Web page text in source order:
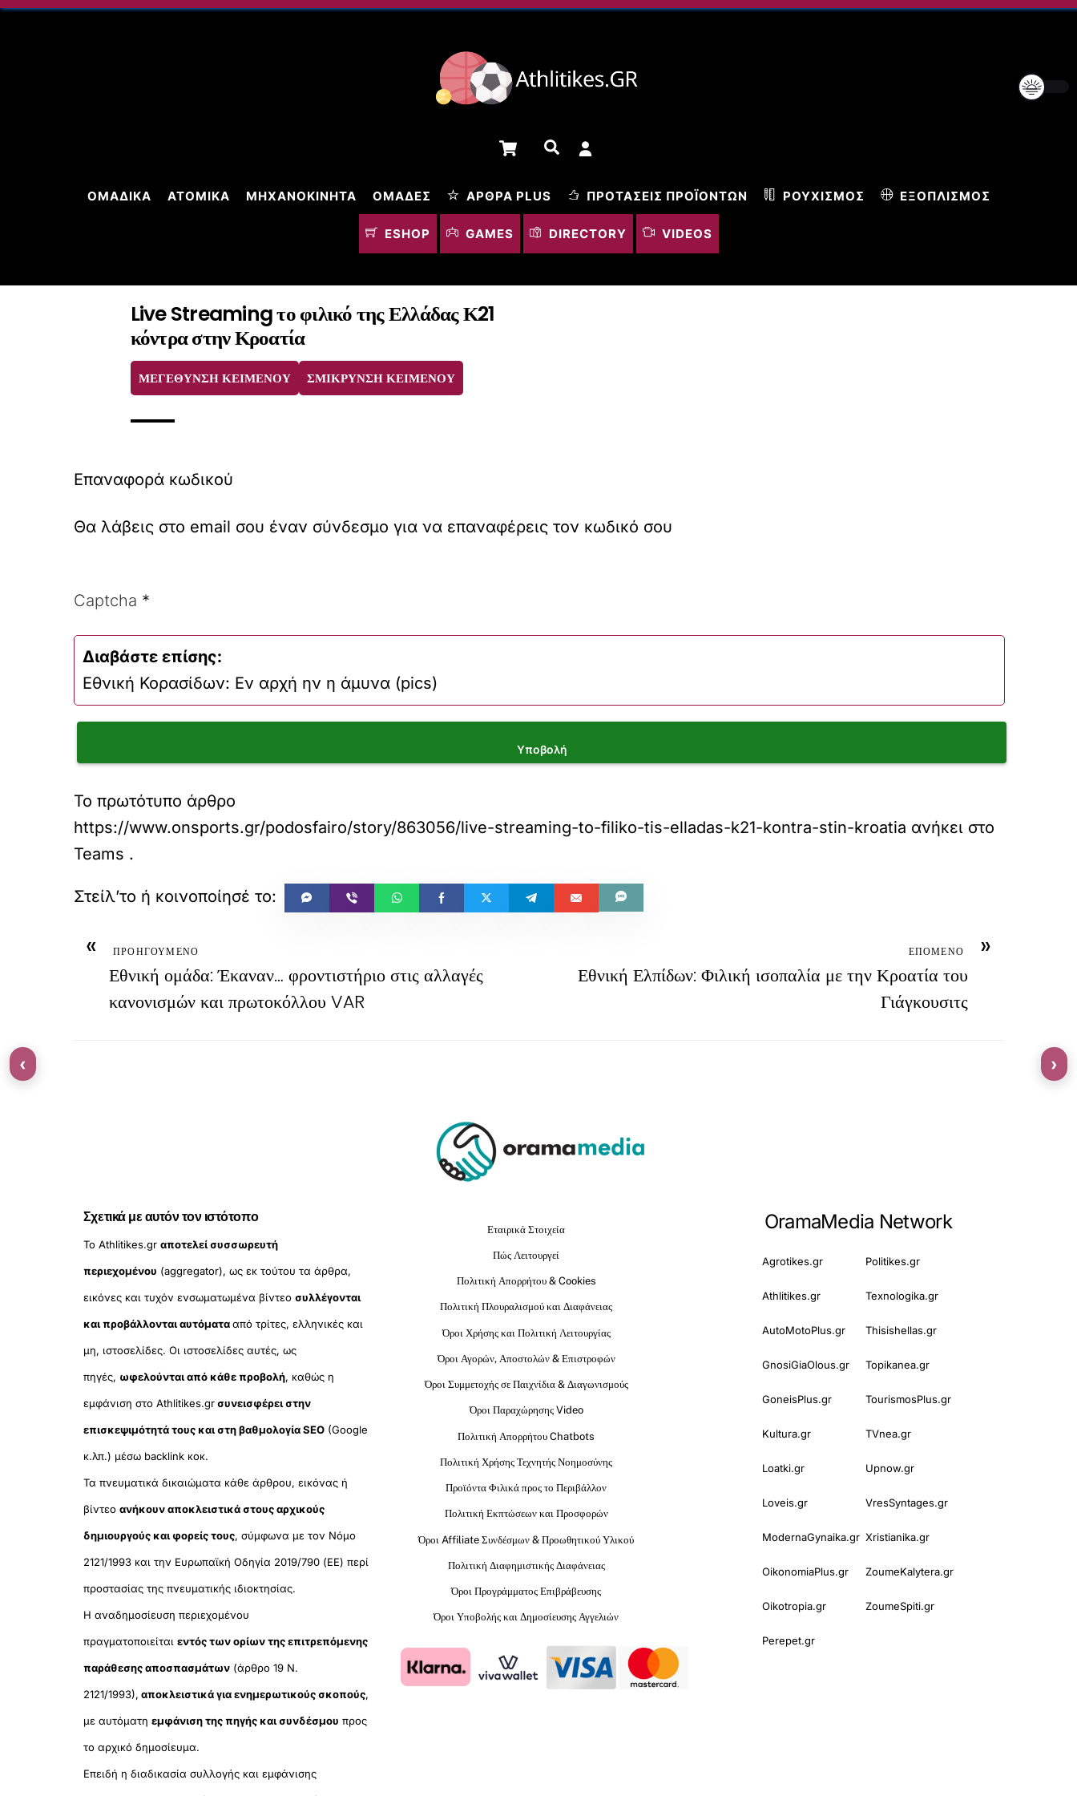
Skip
Cart Αναζήτηση
ΟΜΑΔΙΚΆ ΑΤΟΜΙΚΆ ΜΗΧΑΝΟΚΊΝΗΤΑ ΟΜΆΔΕΣ ΆΡΘΡΑ PLUS ΠΡΟΤΆΣΕΙΣ ΠΡΟΪΌΝΤΩΝ ΡΟΥΧΙΣΜΌΣ ΕΞΟΠΛΙΣΜΌΣ
ESHOP GAMES DIRECTORY VIDEOS
Live Streaming το φιλικό της Ελλάδας Κ21
κόντρα στην Κροατία
ΜΕΓΕΘΥΝΣΗ ΚΕΙΜΕΝΟΥ ΣΜΙΚΡΥΝΣΗ ΚΕΙΜΕΝΟΥ
Επαναφορά κωδικού
Θα λάβεις στο email σου έναν σύνδεσμο για να επαναφέρεις τον κωδικό σου
Captcha *
Διαβάστε επίσης:
Εθνική Κορασίδων: Εν αρχή ην η άμυνα (pics)
Υποβολή
Το πρωτότυπο άρθρο
https://www.onsports.gr/podosfairo/story/863056/live-streaming-to-filiko-tis-elladas-k21-kontra-stin-kroatia ανήκει στο
Teams .
« ΠΡΟΗΓΟΥΜΕΝΟ
Εθνική ομάδα: Έκαναν… φροντιστήριο στις αλλαγές
κανονισμών και πρωτοκόλλου VAR
»
ΕΠΟΜΕΝΟ
Εθνική Ελπίδων: Φιλική ισοπαλία με την Κροατία του
Γιάγκουσιτς
Σχετικά με αυτόν τον ιστότοπο
Το Athlitikes.gr αποτελεί συσσωρευτή
περιεχομένου (aggregator), ως εκ τούτου τα άρθρα,
εικόνες και τυχόν ενσωματωμένα βίντεο συλλέγονται
και προβάλλονται αυτόματααπό τρίτες, ελληνικές και
μη, ιστοσελίδες. Οι ιστοσελίδες αυτές, ως
πηγές, ωφελούνται από κάθε προβολή, καθώς η
εμφάνιση στο Athlitikes.grσυνεισφέρει στην
επισκεψιμότητά τους και στη βαθμολογία SEO(Google
κ.λπ.) μέσω backlink κοκ.
Τα πνευματικά δικαιώματα κάθε άρθρου, εικόνας ή
βίντεο ανήκουν αποκλειστικά στους αρχικούς
δημιουργούς και φορείς τους, σύμφωνα με τον Νόμο
2121/1993 και την Ευρωπαϊκή Οδηγία 2019/790 (ΕΕ) περί
προστασίας της πνευματικής ιδιοκτησίας.
Η αναδημοσίευση περιεχομένου
πραγματοποιείται εντός των ορίων της επιτρεπόμενης
παράθεσης αποσπασμάτων(άρθρο 19 Ν.
2121/1993), αποκλειστικά για ενημερωτικούς σκοπούς,
με αυτόματη εμφάνιση της πηγής και συνδέσμου προς
το αρχικό δημοσίευμα.
Επειδή η διαδικασία συλλογής και εμφάνισης
Εταιρικά Στοιχεία
Πώς Λειτουργεί
Πολιτική Απορρήτου & Cookies
Πολιτική Πλουραλισμού και Διαφάνειας
Όροι Χρήσης και Πολιτική Λειτουργίας
Όροι Αγορών, Αποστολών & Επιστροφών
Όροι Συμμετοχής σε Παιχνίδια & Διαγωνισμούς
Όροι Παραχώρησης Video
Πολιτική Απορρήτου Chatbots
Πολιτική Χρήσης Τεχνητής Νοημοσύνης
Προϊόντα Φιλικά προς το Περιβάλλον
Πολιτική Εκπτώσεων και Προσφορών
Όροι Affiliate Συνδέσμων & Προωθητικού Υλικού
Πολιτική Διαφημιστικής Διαφάνειας
Όροι Προγράμματος Επιβράβευσης
Όροι Υποβολής και Δημοσίευσης Αγγελιών
OramaMedia Network
Agrotikes.gr Politikes.gr
Athlitikes.gr Texnologika.gr
AutoMotoPlus.gr Thisishellas.gr
GnosiGiaOlous.gr Topikanea.gr
GoneisPlus.gr TourismosPlus.gr
Kultura.gr TVnea.gr
Loatki.gr Upnow.gr
Loveis.gr VresSyntages.gr
ModernaGynaika.gr Xristianika.gr
OikonomiaPlus.gr ZoumeKalytera.gr
Oikotropia.gr ZoumeSpiti.gr
Perepet.gr
‹ ›